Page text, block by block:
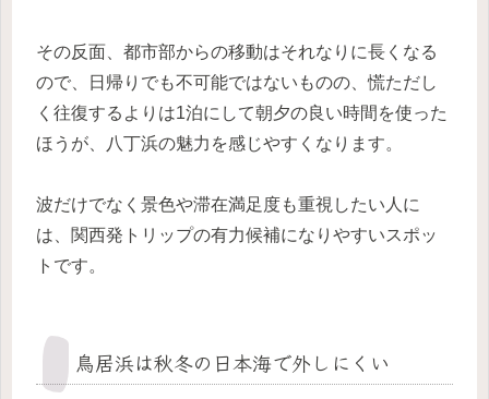
その反面、都市部からの移動はそれなりに長くなる
ので、日帰りでも不可能ではないものの、慌ただし
く往復するよりは1泊にして朝夕の良い時間を使った
ほうが、八丁浜の魅力を感じやすくなります。
波だけでなく景色や滞在満足度も重視したい人に
は、関西発トリップの有力候補になりやすいスポッ
トです。
鳥居浜は秋冬の日本海で外しにくい